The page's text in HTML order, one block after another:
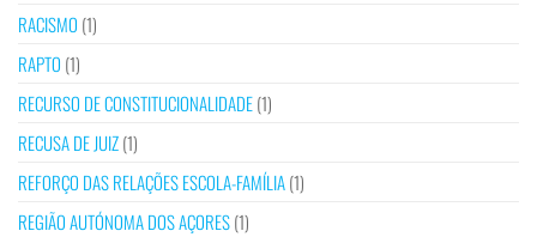
RACISMO (1)
RAPTO (1)
RECURSO DE CONSTITUCIONALIDADE(1)
RECUSA DE JUIZ(1)
REFORÇO DAS RELAÇÕES ESCOLA-FAMÍLIA(1)
REGIÃO AUTÓNOMA DOS AÇORES(1)